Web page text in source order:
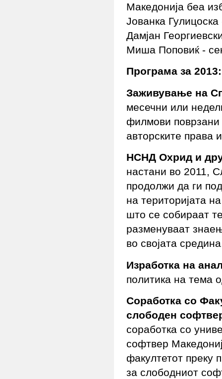
Македонија беа
Јованка
Дамјан
Миша Поповиќ -
Програма за 2013:
Заживување на
месечни или
филмови поврзани
авторските права
НСНД Охрид и
настани во 2011,
продолжи да ги
на територијата
што се собираат
разменуваат
во својата
Изработка на
политика на тема
Соработка со
слободен
соработка со
софтвер
факултетот преку
за слободниот